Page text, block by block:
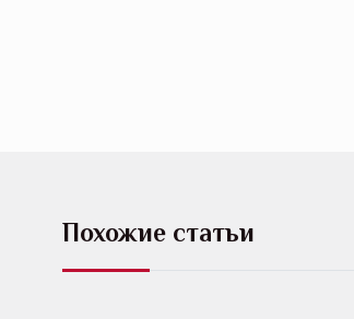
Похожие статьи